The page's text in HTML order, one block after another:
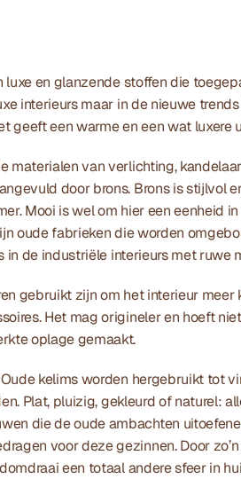
en glanzende stoffen die
interieurs maar in de nieuwe
geeft een warme en een wat luxere
materialen van verlichting,
door brons. Brons is stijlvol
Mooi is wel om hier een eenheid
oude fabrieken die worden
de industriële interieurs met ruwe
gebruikt zijn om het interieur
Het mag origineler en hoeft
oplage gemaakt.
kelims worden hergebruikt tot
Plat, pluizig, gekleurd of naturel:
die de oude ambachten
voor deze gezinnen. Door
een totaal andere sfeer in